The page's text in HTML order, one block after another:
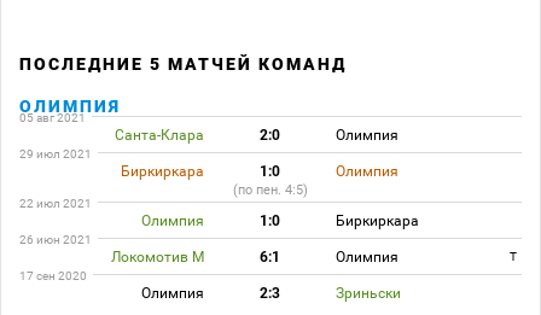
ПОСЛЕДНИЕ 5 МАТЧЕЙ КОМАНД
ОЛИМПИЯ
05 авг 2021
Санта-Клара 2:0 Олимпия
29 июл 2021
Биркиркара 1:0 Олимпия
(по пен. 4:5)
22 июл 2021
Олимпия 1:0 Биркиркара
26 июн 2021
Локомотив М 6:1 Олимпия
T
17 сен 2020
Олимпия 2:3 Зриньски